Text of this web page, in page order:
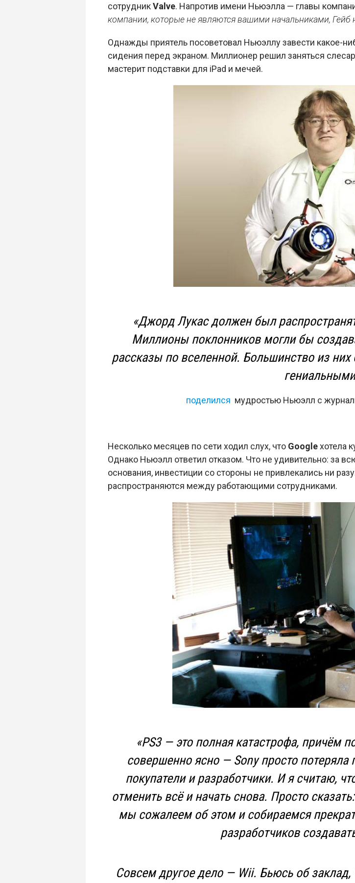
сотрудникValve. Напротив имени Ньюэлла — главы
компании, которые не являются вашими начальниками,
Однажды приятель посоветовал Ньюэллу завести какое-
сидения перед экраном. Миллионер решил заняться
мастерит подставки для iPad и мечей.
«Джорд Лукас должен был
Миллионы поклонников могли бы
рассказы по вселенной. Большинство из
поделился мудростью Ньюэлл с
Несколько месяцев по сети ходил слух, что Googleхотела
Однако Ньюэлл ответил отказом. Что не удивительно: за
основания, инвестиции со стороны не привлекались ни
распространяются между работающими сотрудниками.
«PS3 — это полная катастрофа,
совершенно ясно — Sony просто потеряла
покупатели и разработчики. И я считаю,
отменить всё и начать снова. Просто
мы сожалеем об этом и собираемся
разработчиков
Совсем другое дело — Wii. Бьюсь об